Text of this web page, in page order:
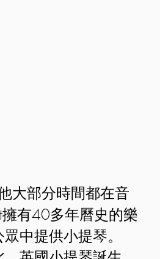
大部分時間都在音
有40多年曆史的樂
中提供小提琴。